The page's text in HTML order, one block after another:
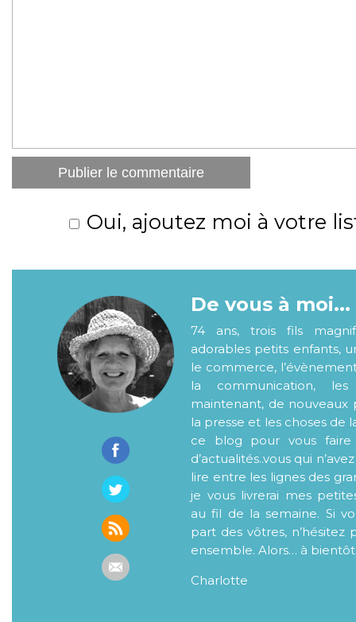
Oui, ajoutez moi à votre
De vous à moi...
74 ans, trois fils
adorables petits enfants,
le commerce,
la communication,
maintenant, de nouveaux
la presse et les choses de
ce blog pour vous faire
d’actualités..vous qui
lire entre les lignes des
je vous livrerai mes
au fil de la semaine. Si
part des vôtres, n’hésitez
ensemble. Alors… à bientôt
Charlotte